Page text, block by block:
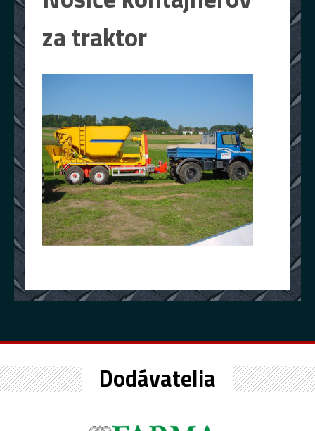
za traktor
Dodávatelia